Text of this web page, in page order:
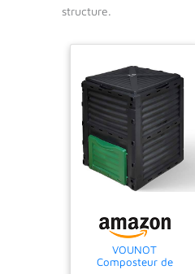
structure.
VOUNOT
Composteur de